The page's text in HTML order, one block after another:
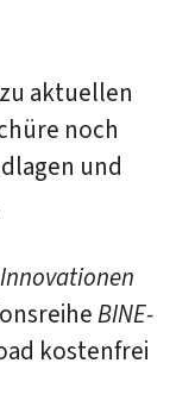
aktuellen
noch
und
BINE-
kostenfrei